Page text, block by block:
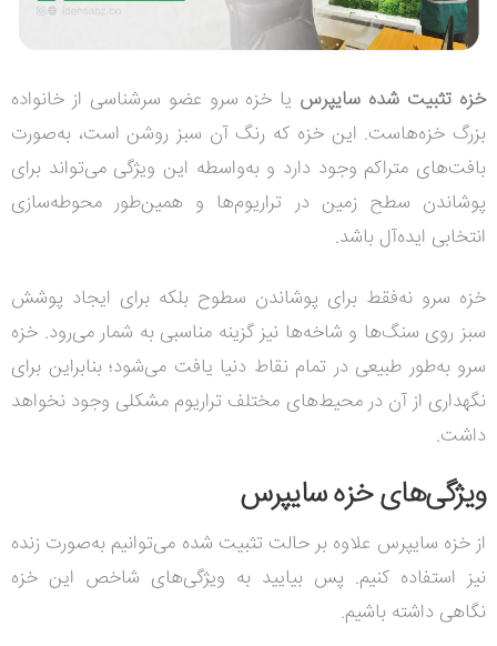
خزه تثبیت شده سایپرس یا خزه سرو عضو سرشناسی از خانواده
بزرگ خزه‌هاست. این خزه که رنگ آن سبز روشن است، به‌صورت
بافت‌های متراکم وجود دارد و به‌واسطه این ویژگی می‌تواند برای
پوشاندن سطح زمین در تراریوم‌ها و همین‌طور محوطه‌سازی
انتخابی ایده‌آل باشد.
خزه سرو نه‌فقط برای پوشاندن سطوح بلکه برای ایجاد پوشش
سبز روی سنگ‌ها و شاخه‌ها نیز گزینه مناسبی به شمار می‌رود. خزه
سرو به‌طور طبیعی در تمام نقاط دنیا یافت می‌شود؛ بنابراین برای
نگهداری از آن در محیط‌های مختلف تراریوم مشکلی وجود نخواهد
داشت.
ویژگی‌های خزه سایپرس
از خزه سایپرس علاوه بر حالت تثبیت شده می‌توانیم به‌صورت زنده
نیز استفاده کنیم. پس بیایید به ویژگی‌های شاخص این خزه
نگاهی داشته باشیم.